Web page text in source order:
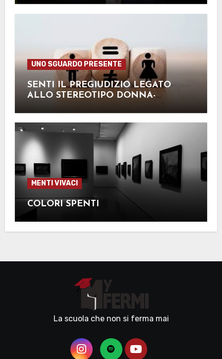
UNO SGUARDO PRESENTE
SENTI IL PREGIUDIZIO LEGATO
ALLO STEREOTIPO DONNA-
MATERIE SCIENTIFICHE?
MENTI VIVACI
COLORI SPENTI
La scuola che non si ferma mai